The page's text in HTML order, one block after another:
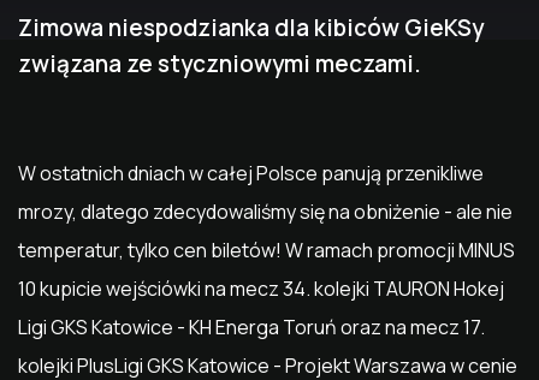
Zimowa niespodzianka dla kibiców GieKSy
związana ze styczniowymi meczami.
W ostatnich dniach w całej Polsce panują przenikliwe
mrozy, dlatego zdecydowaliśmy się na obniżenie - ale nie
temperatur, tylko cen biletów! W ramach promocji MINUS
10 kupicie wejściówki na mecz 34. kolejki TAURON Hokej
Ligi GKS Katowice - KH Energa Toruń oraz na mecz 17.
kolejki PlusLigi GKS Katowice - Projekt Warszawa w cenie